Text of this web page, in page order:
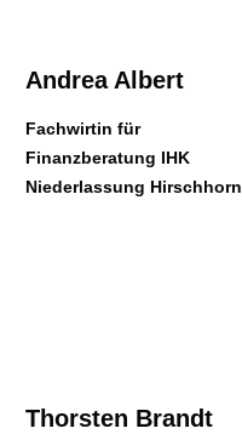
Andrea Albert
Fachwirtin für
Finanzberatung IHK
Niederlassung Hirschhorn
Thorsten Brandt